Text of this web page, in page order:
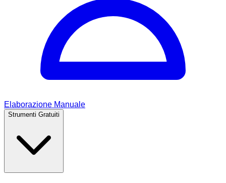
Elaborazione Manuale
Strumenti Gratuiti